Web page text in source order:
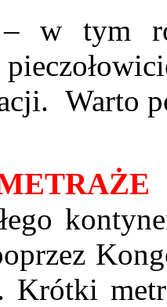
–
w tym
Warto
Krótki